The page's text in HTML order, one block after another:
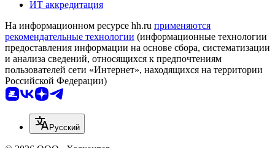
ИТ аккредитация
На информационном ресурсе hh.ru применяются
рекомендательные технологии (информационные технологии
предоставления информации на основе сбора, систематизации
и анализа сведений, относящихся к предпочтениям
пользователей сети «Интернет», находящихся на территории
Российской Федерации)
Русский